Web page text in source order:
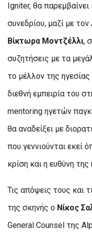
Igniter, θα παρεμβαίνει
συνεδρίου, μαζί με
Βίκτωρα Μοντζέλλι,
συζητήσεις με τα
το μέλλον της
διεθνή εμπειρία του
mentoring ηγετών
θα αναδείξει με
που γεννιούνται εκεί
κρίση και η ευθύνη
Τις απόψεις τους και
της σκηνής ο Νίκος
General Counsel της